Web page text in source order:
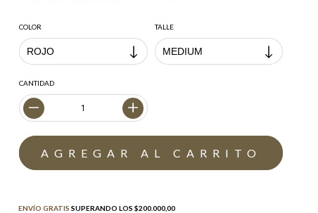
COLOR TALLE
CANTIDAD
ENVÍO GRATIS SUPERANDO LOS$200.000,00